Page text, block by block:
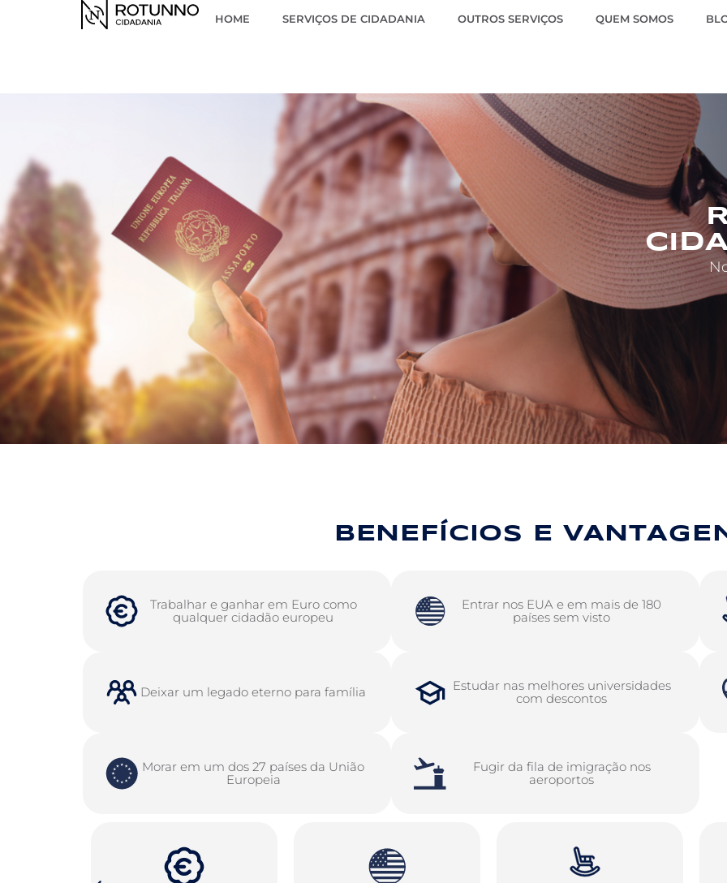
HOME SERVIÇOS DE CIDADANIA OUTROS SERVIÇOS QUEM SOMOS
BENEFÍCIOS E
Trabalhar e ganhar em Euro como
qualquer cidadão europeu
Entrar nos EUA e em mais de 180
países sem visto
Deixar um legado eterno para família
Estudar nas melhores universidades
com descontos
Morar em um dos 27 países da União
Europeia
Fugir da fila de imigração nos
aeroportos